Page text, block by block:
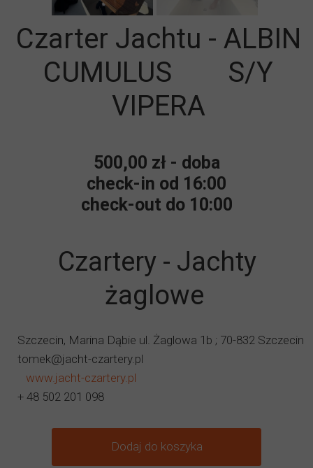
Czarter Jachtu - ALBIN
CUMULUS S/Y
VIPERA
500,00 zł - doba
check-in od 16:00
check-out do 10:00
Czartery - Jachty
żaglowe
Szczecin, Marina Dąbie ul. Żaglowa 1b ; 70-832 Szczecin
tomek@jacht-czartery.pl
www.jacht-czartery.pl
+ 48 502 201 098
Dodaj do koszyka